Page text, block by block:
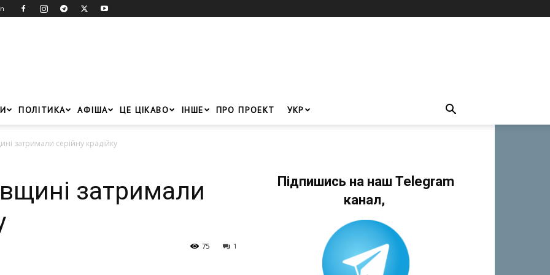
ПОЛІТИКА АФІША ЦЕ ЦІКАВО ІНШЕ ПРО ПРОЕКТ УКР
затримали серійну крадійку
затримали
1
75
Підпишись на наш Telegram
канал,